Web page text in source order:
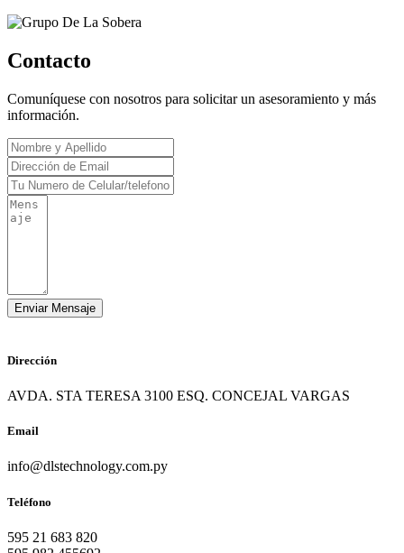
Contacto
Comuníquese con nosotros para solicitar un asesoramiento y más
información.
Dirección
AVDA. STA TERESA 3100 ESQ. CONCEJAL VARGAS
Email
info@dlstechnology.com.py
Teléfono
595 21 683 820